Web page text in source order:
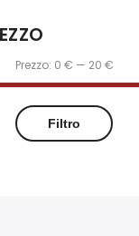
Filtro
Prezzo: 0 € — 20 €